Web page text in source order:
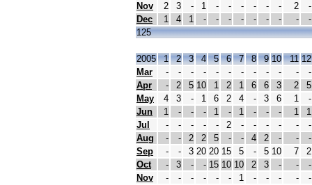
Nov
2 3 - 1 - - - - - - 2
-
Dec
1 4 1 - - - - - - - -
-
125
2005 1 2 3 4 5 6 7 8 9 10 11 12
Mar
- - - - - - - - - - -
-
Apr
- 2 5 10 1 2 1 6 6 3 2
5
May
4 3 - 1 6 2 4 - 3 6 1
-
Jun
1 - - - 1 - 1 - - - 1
1
Jul
- - - - - 2 - - - - -
-
Aug
- - 2 2 5 - - 4 2 - -
-
Sep
- - 3 20 20 15 5 - 5 10 7
2
Oct
- 3 - - 15 10 10 2 3 - -
-
Nov
- - - - - - 1 - - - -
-